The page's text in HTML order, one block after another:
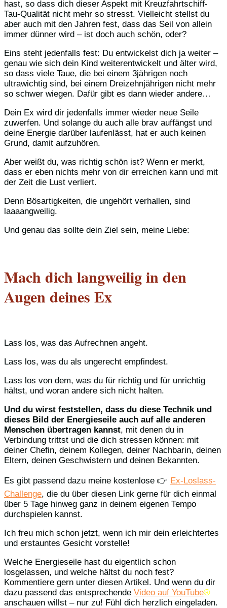
hast, so dass dich dieser Aspekt mit Kreuzfahrtschiff-
Tau-Qualität nicht mehr so stresst. Vielleicht stellst du
aber auch mit den Jahren fest, dass das Seil von allein
immer dünner wird – ist doch auch schön, oder?
Eins steht jedenfalls fest: Du entwickelst dich ja weiter –
genau wie sich dein Kind weiterentwickelt und älter wird,
so dass viele Taue, die bei einem 3jährigen noch
ultrawichtig sind, bei einem Dreizehnjährigen nicht mehr
so schwer wiegen. Dafür gibt es dann wieder andere…
Dein Ex wird dir jedenfalls immer wieder neue Seile
zuwerfen. Und solange du auch alle brav auffängst und
deine Energie darüber laufenlässt, hat er auch keinen
Grund, damit aufzuhören.
Aber weißt du, was richtig schön ist? Wenn er merkt,
dass er eben nichts mehr von dir erreichen kann und mit
der Zeit die Lust verliert.
Denn Bösartigkeiten, die ungehört verhallen, sind
laaaangweilig.
Und genau das sollte dein Ziel sein, meine Liebe:
Mach dich langweilig in den
Augen deines Ex
Lass los, was das Aufrechnen angeht.
Lass los, was du als ungerecht empfindest.
Lass los von dem, was du für richtig und für unrichtig
hältst, und woran andere sich nicht halten.
Und du wirst feststellen, dass du diese Technik und
dieses Bild der Energieseile auch auf alle anderen
Menschen übertragen kannst, mit denen du in
Verbindung trittst und die dich stressen können: mit
deiner Chefin, deinem Kollegen, deiner Nachbarin, deinen
Eltern, deinen Geschwistern und deinen Bekannten.
Es gibt passend dazu meine kostenlose 👉 Ex-Loslass-
Challenge, die du über diesen Link gerne für dich einmal
über 5 Tage hinweg ganz in deinem eigenen Tempo
durchspielen kannst.
Ich freu mich schon jetzt, wenn ich mir dein erleichtertes
und erstauntes Gesicht vorstelle!
Welche Energieseile hast du eigentlich schon
losgelassen, und welche hältst du noch fest?
Kommentiere gern unter diesen Artikel. Und wenn du dir
dazu passend das entsprechende Video auf YouTube®️
anschauen willst – nur zu! Fühl dich herzlich eingeladen.